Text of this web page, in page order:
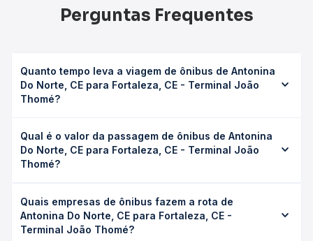
Perguntas Frequentes
Quanto tempo leva a viagem de ônibus de Antonina
Do Norte, CE para Fortaleza, CE - Terminal João
Thomé?
Fortaleza, CE - Terminal João Thomé leva em média 9h
4min, podendo variar conforme a viação, o tipo de
serviço (convencional, executivo ou leito) e as condições
desejada.
Qual é o valor da passagem de ônibus de Antonina
Do Norte, CE para Fortaleza, CE - Terminal João
Thomé?
CE para Fortaleza, CE - Terminal João Thomé custa em
média R$ 122,25 e varia conforme a data da viagem, a
empresa, o tipo de poltrona e a antecedência da compra.
Quais empresas de ônibus fazem a rota de
Antonina Do Norte, CE para Fortaleza, CE -
Terminal João Thomé?